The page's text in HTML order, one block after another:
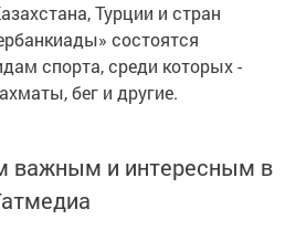
Турции и стран
состоятся
спорта, среди которых -
бег и другие.
важным и интересным в